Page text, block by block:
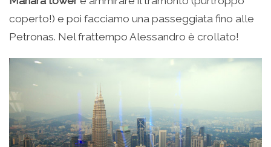
coperto!) e poi facciamo una passeggiata fino alle
Petronas. Nel frattempo Alessandro è crollato!